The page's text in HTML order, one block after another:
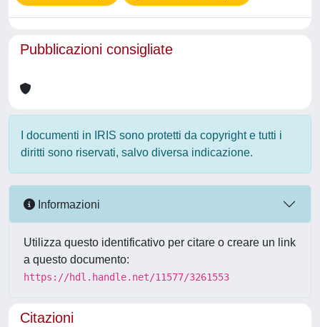
Pubblicazioni consigliate
I documenti in IRIS sono protetti da copyright e tutti i
diritti sono riservati, salvo diversa indicazione.
Informazioni
Utilizza questo identificativo per citare o creare un link
a questo documento:
https://hdl.handle.net/11577/3261553
Citazioni